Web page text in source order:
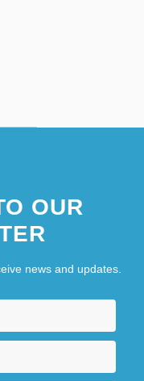
OUR
news and updates.